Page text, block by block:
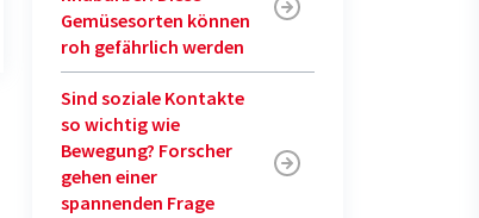
Gemüsesorten können
roh gefährlich werden
Sind soziale Kontakte
so wichtig wie
Bewegung? Forscher
gehen einer
spannenden Frage